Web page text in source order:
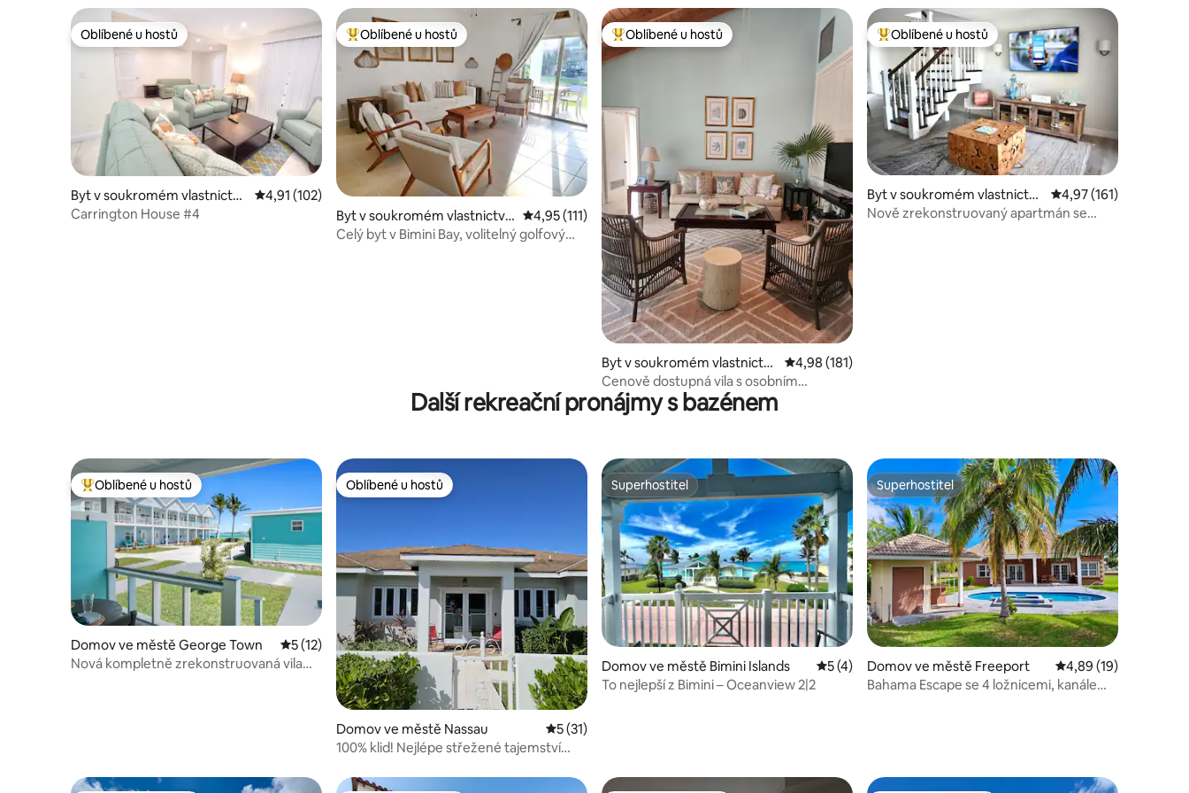
Oblíbené u hostů
Oblíbené u hostů
Byt v soukromém vlastnictví
ve městě Nassau
Průměrné hodnocení 4,91 z 5, 102 hodnocení
4,91 (102)
Carrington House #4
Nejlepší v kategorii Oblíbené u hostů
Oblíbené u hostů
Byt v soukromém vlastnictví
ve městě Bimini
Průměrné hodnocení 4,95 z 5, 111 hodnocení
4,95 (111)
Celý byt v Bimini Bay, volitelný golfový
Nejlepší v kategorii Oblíbené u hostů
Oblíbené u hostů
Byt v soukromém vlastnictví
ve městě Paradise Island
Průměrné hodnocení 4,98 z 5, 181 hodnocení
4,98 (181)
Cenově dostupná vila s osobním
asistentem na rajském ostrově.
Nejlepší v kategorii Oblíbené u hostů
Oblíbené u hostů
Byt v soukromém vlastnictví
ve městě Nassau
Průměrné hodnocení
4,97 (161)
Nově zrekonstruovaný apartmán se
Další rekreační pronájmy s bazénem
Nejlepší v kategorii Oblíbené u hostů
Oblíbené u hostů
Domov ve městě George Town Průměrné hodnocení 5 z 5, 12 hodnocení
5 (12)
Nová kompletně zrekonstruovaná vila
Oblíbené u hostů
Oblíbené u hostů
Domov ve městě Nassau Průměrné hodnocení 5 z 5, 31 hodnocení
5 (31)
100% klid! Nejlépe střežené tajemství
Superhostitel
Superhostitel
Domov ve městě Bimini Islands Průměrné hodnocení 5 z 5, 4 hodnocení
5 (4)
To nejlepší z Bimini – Oceanview 2|2
Superhostitel
Superhostitel
Domov ve městě Freeport Průměrné hodnocení
4,89 (19)
Bahama Escape se 4 ložnicemi, kanálem